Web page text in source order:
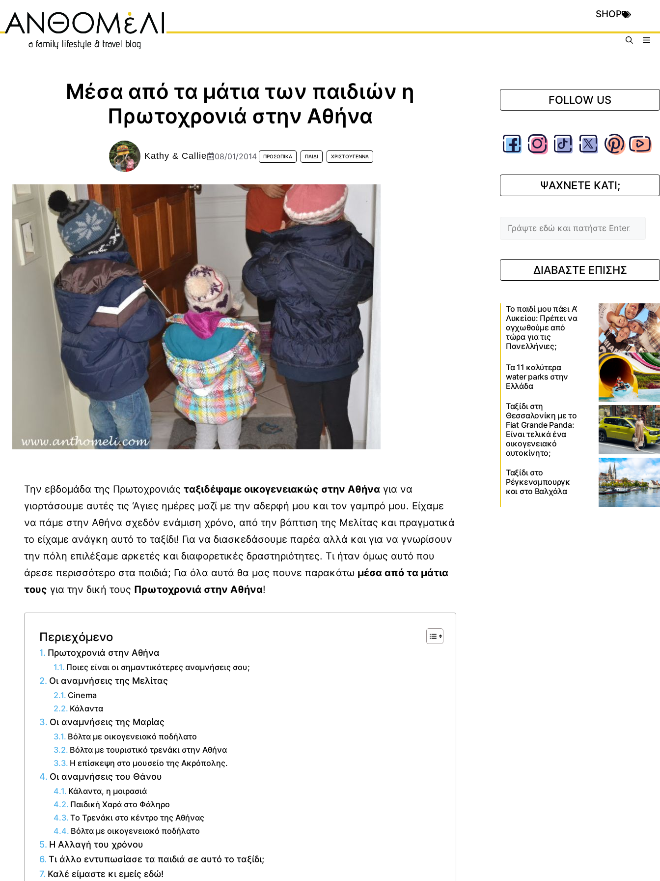
περιεχόμενο
SHOP
Μέσα από τα μάτια των παιδιών η
Πρωτοχρονιά στην Αθήνα
Kathy & Callie 08/01/2014 ΠΡΟΣΩΠΙΚΆ ΠΑΙΔΊ ΧΡΙΣΤΟΎΓΕΝΝΑ
Την εβδομάδα της Πρωτοχρονιάς ταξιδέψαμε οικογενειακώς στην Αθήνα για να
γιορτάσουμε αυτές τις ‘Αγιες ημέρες μαζί με την αδερφή μου και τον γαμπρό μου. Είχαμε
να πάμε στην Αθήνα σχεδόν ενάμιση χρόνο, από την βάπτιση της Μελίτας και πραγματικά
το είχαμε ανάγκη αυτό το ταξίδι! Για να διασκεδάσουμε παρέα αλλά και για να γνωρίσουν
την πόλη επιλέξαμε αρκετές και διαφορετικές δραστηριότητες. Τι ήταν όμως αυτό που
άρεσε περισσότερο στα παιδιά; Για όλα αυτά θα μας πουνε παρακάτω μέσα από τα μάτια
τους για την δική τους Πρωτοχρονιά στην Αθήνα!
Περιεχόμενο
Πρωτοχρονιά στην Αθήνα
Ποιες είναι οι σημαντικότερες αναμνήσεις σου;
Οι αναμνήσεις της Μελίτας
Cinema
Κάλαντα
Οι αναμνήσεις της Μαρίας
Βόλτα με οικογενειακό ποδήλατο
Βόλτα με τουριστικό τρενάκι στην Αθήνα
Η επίσκεψη στο μουσείο της Ακρόπολης.
Οι αναμνήσεις του Θάνου
Κάλαντα, η μοιρασιά
Παιδική Χαρά στο Φάληρο
Το Τρενάκι στο κέντρο της Αθήνας
Βόλτα με οικογενειακό ποδήλατο
Η Αλλαγή του χρόνου
Τι άλλο εντυπωσίασε τα παιδιά σε αυτό το ταξίδι;
Καλέ είμαστε κι εμείς εδώ!
FOLLOW US
ΨΑΧΝΕΤΕ ΚΑΤΙ;
ΔΙΑΒΑΣΤΕ ΕΠΙΣΗΣ
Το παιδί μου πάει Α’
Λυκείου: Πρέπει να
αγχωθούμε από
τώρα για τις
Πανελλήνιες;
Τα 11 καλύτερα
water parks στην
Ελλάδα
Ταξίδι στη
Θεσσαλονίκη με το
Fiat Grande Panda:
Είναι τελικά ένα
οικογενειακό
αυτοκίνητο;
Ταξίδι στο
Ρέγκενσμπουργκ
και στο Βαλχάλα